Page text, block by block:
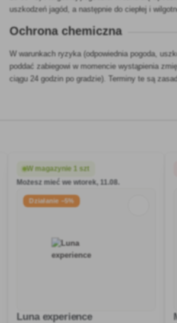
uszkodzeń jagód, a następnie do ciepłej i
Ochrona chemiczna
W warunkach ryzyka (odpowiednia pogoda,
poddać zabiegowi w momencie wystąpienia
ciągu 24 godzin po gradzie). Terminy te są
W magazynie 1 szt
Możesz mieć we wtorek, 11.08.
Działanie −5%
Luna experience